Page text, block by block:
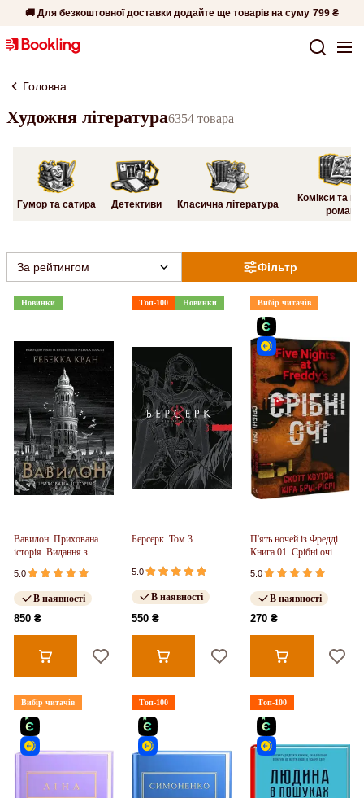
🚚 Для безкоштовної доставки додайте ще товарів на суму 799 ₴
Головна
Художня література6354 товара
Гумор та сатира Детективи Класична література
Комікси та
романи
Фільтр
За рейтингом
Новинки
Вавилон. Прихована
історія. Видання з
ілюстрованим зрізом
(у)
5.0
В наявності
850 ₴
Топ-100 Новинки
Берсерк. Том 3
5.0
В наявності
550 ₴
Вибір читачів
П'ять ночей із Фредді.
Книга 01. Срібні очі
5.0
В наявності
270 ₴
Вибір читачів Топ-100 Топ-100